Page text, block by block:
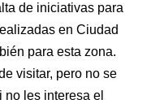
de iniciativas para
en Ciudad
para esta zona.
visitar, pero no se
les interesa el